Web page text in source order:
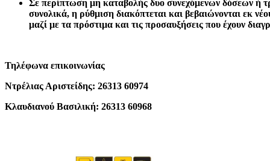
Σε περίπτωση μη καταβολής δυο συνεχόμενων δόσεων ή
συνολικά, η ρύθμιση διακόπτεται και βεβαιώνονται εκ
μαζί με τα πρόστιμα και τις προσαυξήσεις που έχουν
Τηλέφωνα επικοινωνίας
Ντρέλιας Αριστείδης: 26313 60974
Κλαυδιανού Βασιλική: 26313 60968